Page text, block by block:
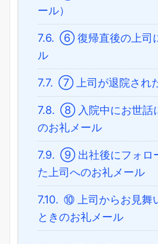
ール）
7.6. ⑥ 復帰直後の上司
ル
7.7. ⑦ 上司が退院され
7.8. ⑧ 入院中にお世話
のお礼メール
7.9. ⑨ 出社後にフォロ
た上司へのお礼メール
7.10. ⑩ 上司からお見舞
ときのお礼メール